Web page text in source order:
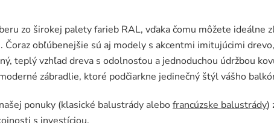
zo širokej palety farieb RAL, vďaka čomu môžete ideálne
obľúbenejšie sú aj modely s akcentmi imitujúcimi
teplý vzhľad dreva s odolnosťou a jednoduchou údržbou
zábradlie, ktoré podčiarkne jedinečný štýl vášho
ponuky (klasické balustrády alebofrancúzske balustrády)